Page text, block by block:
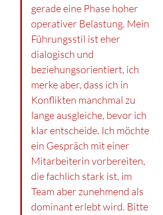
gerade eine Phase hoher
operativer Belastung. Mein
Führungsstil ist eher
dialogisch und
beziehungsorientiert, ich
merke aber, dass ich in
Konflikten manchmal zu
lange ausgleiche, bevor ich
klar entscheide. Ich möchte
ein Gespräch mit einer
Mitarbeiterin vorbereiten,
die fachlich stark ist, im
Team aber zunehmend als
dominant erlebt wird. Bitte